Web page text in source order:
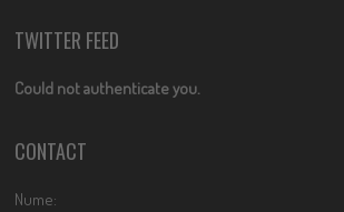
TWITTER FEED
Could not authenticate you.
CONTACT
Nume: